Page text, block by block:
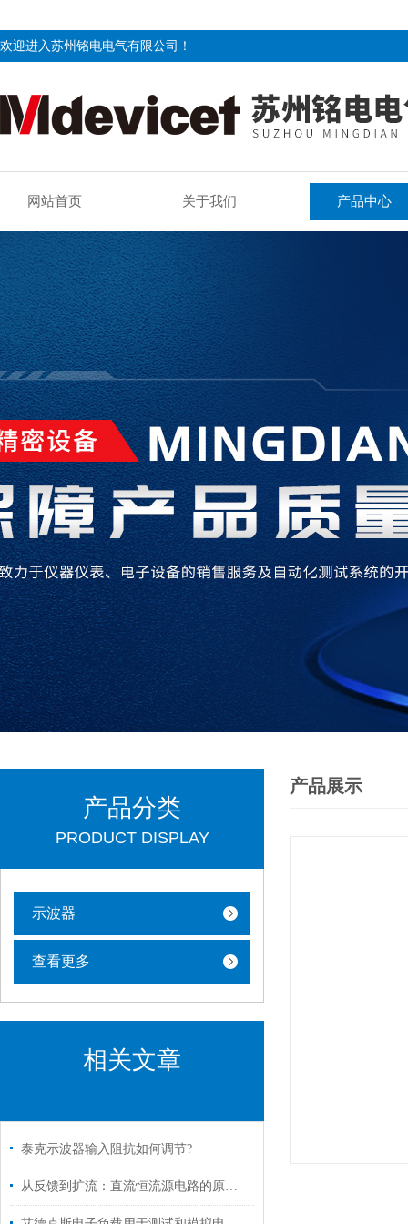
欢迎进入苏州铭电电气有限公司！
网站首页 关于我们 产品中心
产品分类
PRODUCT DISPLAY
示波器
查看更多
相关文章
泰克示波器输入阻抗如何调节?
从反馈到扩流：直流恒流源电路的原理全解析
产品展示